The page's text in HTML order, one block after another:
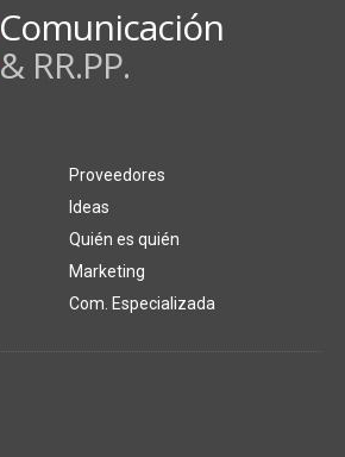
Comunicación
& RR.PP.
Proveedores
Ideas
Quién es quién
Marketing
Com. Especializada